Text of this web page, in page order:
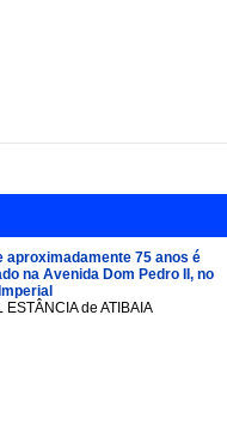
aproximadamente 75 anos é
na Avenida Dom Pedro II, no
ESTÂNCIA de ATIBAIA